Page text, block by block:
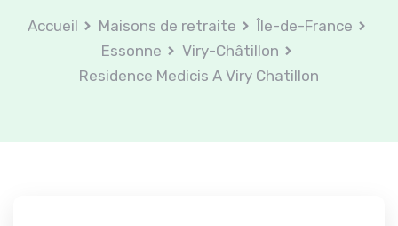
Accueil Maisons de retraite
Île-de-France
Essonne
Viry-Châtillon
Residence Medicis A Viry Chatillon